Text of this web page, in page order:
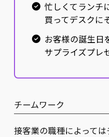
忙しくてランチ
買ってデスクに
お客様の誕生日
サプライズプレ
チームワーク
接客業の職種によっては